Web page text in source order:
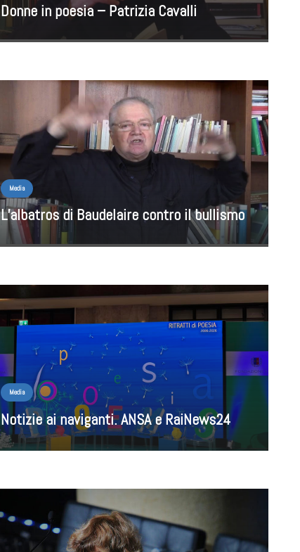
Donne in poesia – Patrizia Cavalli
Media
L’albatros di Baudelaire contro il bullismo
Media
Notizie ai naviganti. ANSA e RaiNews24